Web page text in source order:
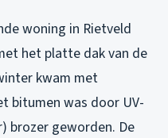
woning in Rietveld
het platte dak van de
kwam met
bitumen was door UV-
brozer geworden. De